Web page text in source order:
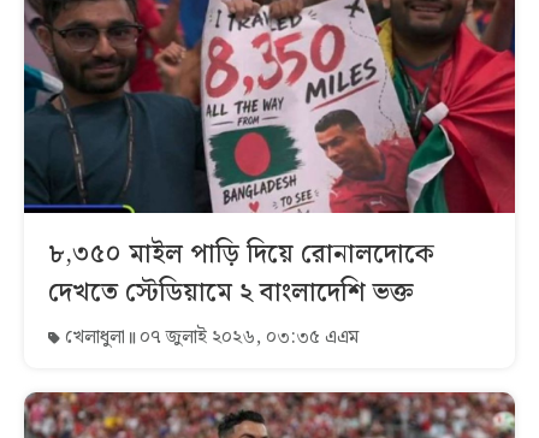
৮,৩৫০ মাইল পাড়ি দিয়ে রোনালদোকে
দেখতে স্টেডিয়ামে ২ বাংলাদেশি ভক্ত
খেলাধুলা ০৭ জুলাই ২০২৬, ০৩:৩৫ এএম